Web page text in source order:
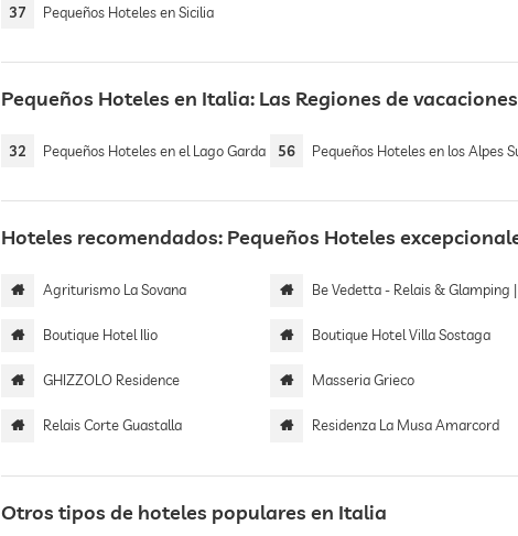
37 Pequeños Hoteles en Sicilia
Pequeños Hoteles en Italia: Las Regiones de
32 Pequeños Hoteles en el Lago Garda 56 Pequeños Hoteles en los Alpes
Hoteles recomendados: Pequeños Hoteles
Agriturismo La Sovana Be Vedetta - Relais & Glamping | Adults
Boutique Hotel Ilio Boutique Hotel Villa Sostaga
GHIZZOLO Residence Masseria Grieco
Relais Corte Guastalla Residenza La Musa Amarcord
Otros tipos de hoteles populares en Italia